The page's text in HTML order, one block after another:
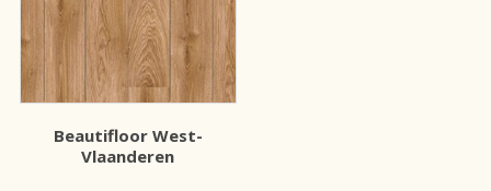
Beautifloor West-
Vlaanderen